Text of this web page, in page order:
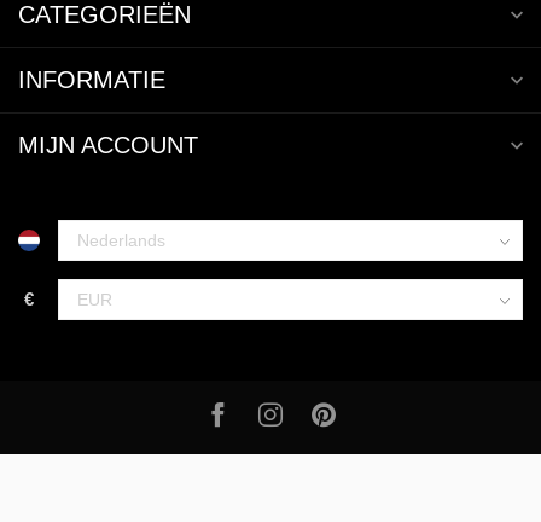
CATEGORIEËN
INFORMATIE
MIJN ACCOUNT
€